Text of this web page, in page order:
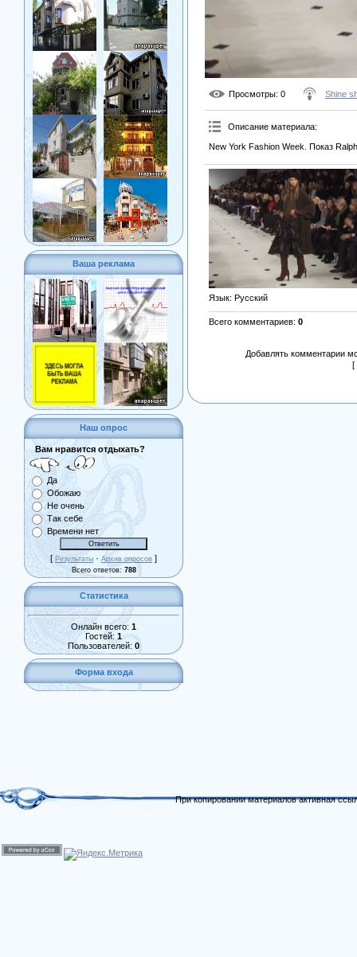
Ваша реклама
Наш опрос
Вам нравится отдыхать?
Да
Обожаю
Не очень
Так себе
Времени нет
[ Результаты · Архив опросов ]
Всего ответов: 788
Статистика
Онлайн всего: 1
Гостей: 1
Пользователей: 0
Форма входа
Просмотры: 0 Shine
Описание материала:
New York Fashion Week. Показ
Язык: Русский
Всего комментариев: 0
Добавлять комментарии
[
При копировании материалов активная